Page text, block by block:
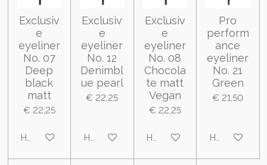
Exclusiv
e
eyeliner
No. 07
Deep
black
matt
€ 22,25
Houd mij op de hoogte
Exclusiv
e
eyeliner
No. 12
Denimbl
ue pearl
€ 22,25
Houd mij op de hoogte
Exclusiv
e
eyeliner
No. 08
Chocola
te matt
Vegan
€ 22,25
Houd mij op de hoogte
Pro
perform
ance
eyeliner
No. 21
Green
€ 21,50
Houd mij op